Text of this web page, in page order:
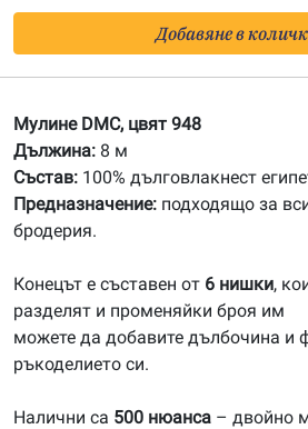
Мулине
DMC
Добавяне в
Мулине DMC, цвят 948
Дължина: 8 м
Състав: 100% дълговлакнест
Предназначение: подходящо за
бродерия.
Конецът е съставен от 6 нишки,
разделят и променяйки броя им
можете да добавите дълбочина и
ръкоделието си.
Налични са 500 нюанса – двойно